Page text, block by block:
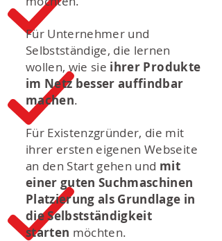
Für Unternehmer und
Selbstständige, die lernen
wollen, wie sie ihrer Produkte
im Netz besser auffindbar
machen.
Für Existenzgründer, die mit
ihrer ersten eigenen Webseite
an den Start gehen und mit
einer guten Suchmaschinen
Platzierung als Grundlage in
die Selbstständigkeit
starten möchten.